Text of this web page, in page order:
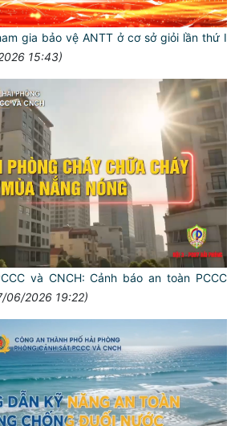
gia bảo vệ ANTT ở cơ sở giỏi lần thứ I
15:43)
và CNCH: Cảnh báo an toàn PCCC
06/2026 19:22)